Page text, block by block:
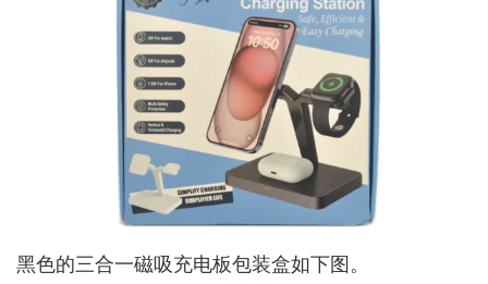
黑色的三合一磁吸充电板包装盒如下图。